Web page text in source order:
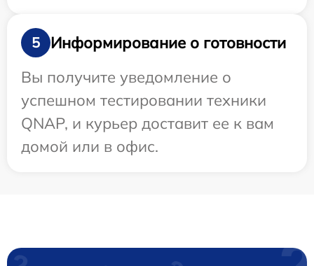
5
Информирование о готовности
Вы получите уведомление о
успешном тестировании техники
QNAP, и курьер доставит ее к вам
домой или в офис.